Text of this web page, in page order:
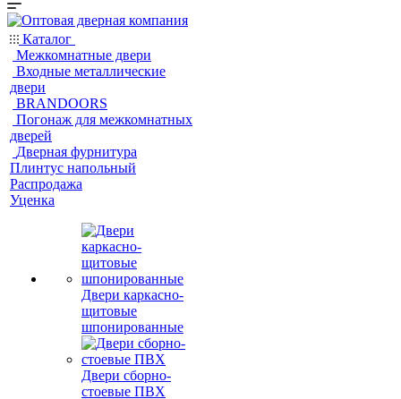
Каталог
Межкомнатные двери
Входные металлические
двери
BRANDOORS
Погонаж для межкомнатных
дверей
Дверная фурнитура
Плинтус напольный
Распродажа
Уценка
Двери каркасно-
щитовые
шпонированные
Двери сборно-
стоевые ПВХ